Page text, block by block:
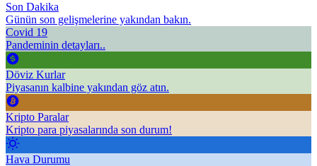
Son Dakika
Günün son gelişmelerine yakından bakın.
Covid 19
Pandeminin detayları..
Döviz Kurlar
Piyasanın kalbine yakından göz atın.
Kripto Paralar
Kripto para piyasalarında son durum!
Hava Durumu